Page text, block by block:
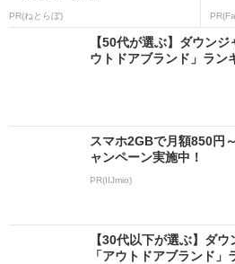
PR(ねとらぼ)
【50代が選ぶ】ダウン
ウトドアブランド」ラン
スマホ2GBで月額850円
ャンペーン実施中！
PR(IIJmio)
【30代以下が選ぶ】ダ
「アウトドアブランド」